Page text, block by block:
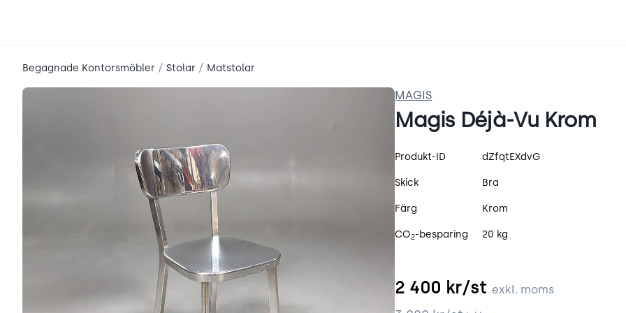
Begagnade Kontorsmöbler / Stolar / Matstolar
MAGIS
Magis Déjà-Vu Krom
Produktspecifikation
Produkt-ID dZfqtEXdvG
Skick Bra
Färg Krom
CO2-besparing 20 kg
2 400 kr/st exkl. moms